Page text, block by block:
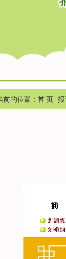
前的位置：首 页-